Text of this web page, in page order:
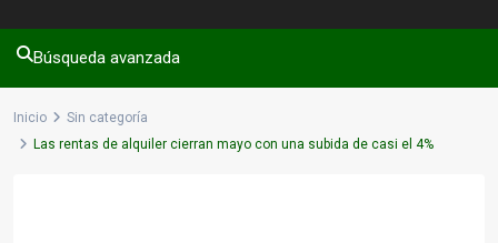
Búsqueda avanzada
Inicio
Sin categoría
Las rentas de alquiler cierran mayo con una subida de casi el 4%